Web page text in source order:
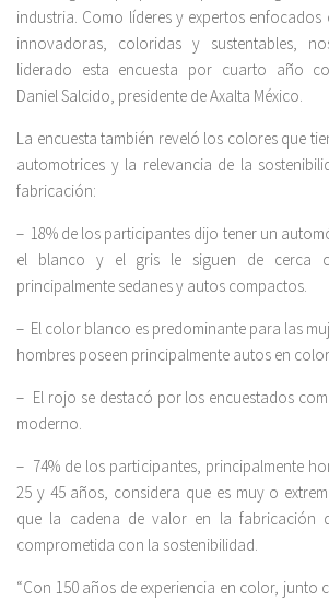
industria. Como líderes y expertos
innovadoras, coloridas y sustentables,
liderado esta encuesta por cuarto año
Daniel Salcido, presidente de Axalta México.
La encuesta también reveló los colores que
automotrices y la relevancia de la
fabricación:
– 18% de los participantes dijo tener un
el blanco y el gris le siguen de cerca
principalmente sedanes y autos compactos.
– El color blanco es predominante para las
hombres poseen principalmente autos en
– El rojo se destacó por los encuestados
moderno.
– 74% de los participantes, principalmente
25 y 45 años, considera que es muy o
que la cadena de valor en la fabricación
comprometida con la sostenibilidad.
“Con 150 años de experiencia en color, junto